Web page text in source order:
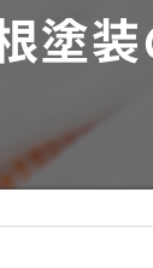
塗